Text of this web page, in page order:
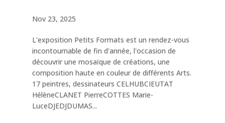
Nov 23, 2025
L'exposition Petits Formats est un rendez-vous
incontournable de fin d'année, l'occasion de
découvrir une mosaïque de créations, une
composition haute en couleur de différents Arts.
17 peintres, dessinateurs CELHUBCIEUTAT
HélèneCLANET PierreCOTTES Marie-
LuceDJEDJDUMAS...